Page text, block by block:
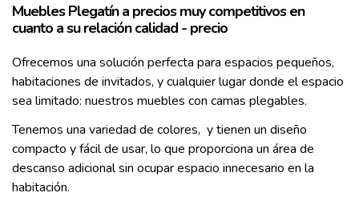
Muebles Plegatín a precios muy competitivos en
cuanto a su relación calidad - precio
Ofrecemos una solución perfecta para espacios pequeños,
habitaciones de invitados, y cualquier lugar donde el espacio
sea limitado: nuestros muebles con camas plegables.
Tenemos una variedad de colores, y tienen un diseño
compacto y fácil de usar, lo que proporciona un área de
descanso adicional sin ocupar espacio innecesario en la
habitación.